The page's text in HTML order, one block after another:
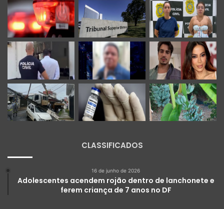
CLASSIFICADOS
16 de junho de 2026
Adolescentes acendem rojão dentro de lanchonete e
ferem criança de 7 anos no DF